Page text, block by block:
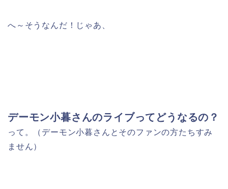
へ～そうなんだ！じゃあ、
デーモン小暮さんのライブってどうなるの？
って。（デーモン小暮さんとそのファンの方たちすみ
ません）